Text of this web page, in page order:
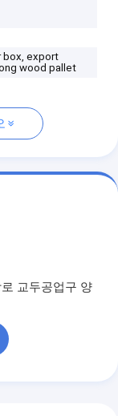
box, export
wood pallet
교두공업구 양